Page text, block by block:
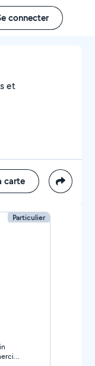
connecter
et
carte
Particulier